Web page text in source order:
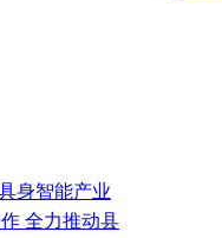
身智能产业
全力推动县